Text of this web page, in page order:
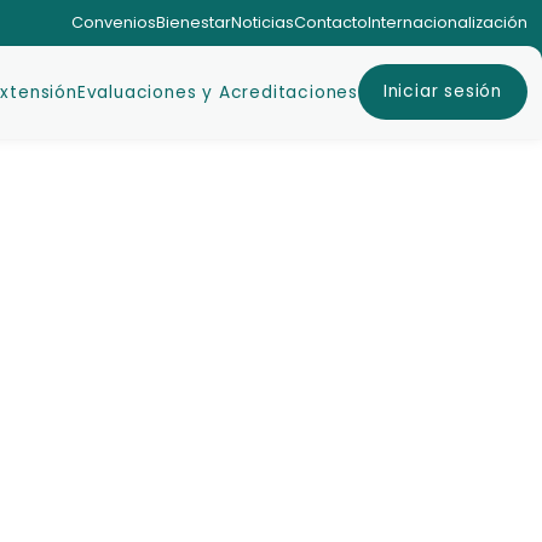
ConveniosBienestarNoticiasContactoInternacionalización
Evaluaciones y Acreditaciones Iniciar sesión